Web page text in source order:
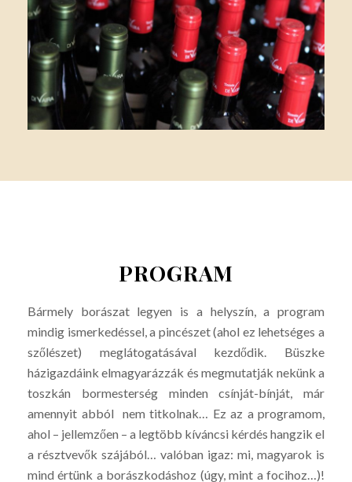
PROGRAM
Bármely borászat legyen is a helyszín, a program
mindig ismerkedéssel, a pincészet (ahol ez lehetséges a
szőlészet) meglátogatásával kezdődik. Büszke
házigazdáink elmagyarázzák és megmutatják nekünk a
toszkán bormesterség minden csínját-bínját, már
amennyit abból nem titkolnak… Ez az a programom,
ahol – jellemzően – a legtöbb kíváncsi kérdés hangzik el
a résztvevők szájából… valóban igaz: mi, magyarok is
mind értünk a borászkodáshoz (úgy, mint a focihoz…)!